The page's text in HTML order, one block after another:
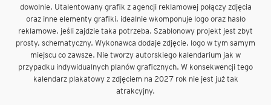
dowolnie. Utalentowany grafik z agencji reklamowej połączy zdjęcia
oraz inne elementy grafiki, idealnie wkomponuje logo oraz hasło
reklamowe, jeśli zajdzie taka potrzeba. Szablonowy projekt jest zbyt
prosty, schematyczny. Wykonawca dodaje zdjęcie, logo w tym samym
miejscu co zawsze. Nie tworzy autorskiego kalendarium jak w
przypadku indywidualnych planów graficznych. W konsekwencji tego
kalendarz plakatowy z zdjęciem na 2027 rok nie jest już tak
atrakcyjny.